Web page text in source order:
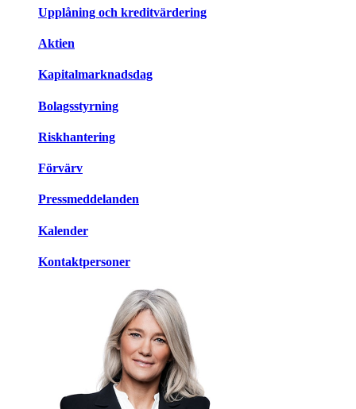
Upplåning och kreditvärdering
Aktien
Kapitalmarknadsdag
Bolagsstyrning
Riskhantering
Förvärv
Pressmeddelanden
Kalender
Kontaktpersoner